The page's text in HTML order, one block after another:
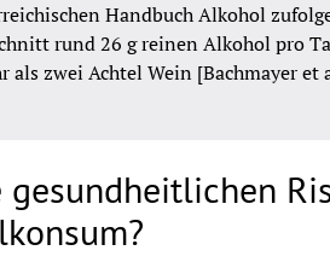
Handbuch Alkohol
rund 26 g reinen Alkohol pro
als zwei Achtel Wein [Bachmayer et
gesundheitlichen